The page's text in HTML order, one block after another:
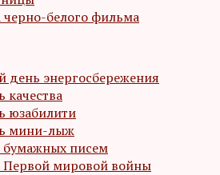
белого фильма
энергосбережения
юзабилити
мини-лыж
бумажных писем
Первой мировой войны